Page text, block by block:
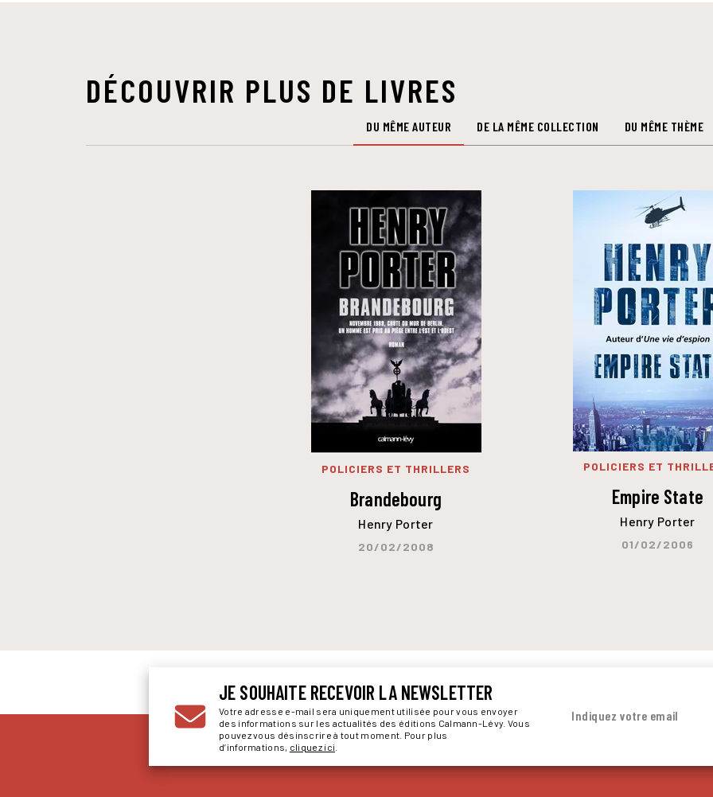
DÉCOUVRIR PLUS DE LIVRES
DU MÊME AUTEUR DE LA MÊME COLLECTION DU MÊME THÈME
POLICIERS ET THRILLERS
Brandebourg
Henry Porter
20/02/2008
POLICIERS ET
Empire State
Henry Porter
01/02/2006
JE SOUHAITE RECEVOIR LA NEWSLETTER
Votre adresse e-mail sera uniquement utilisée pour vous envoyer
des informations sur les actualités des éditions Calmann-Lévy. Vous
pouvez vous désinscrire à tout moment. Pour plus
d’informations, cliquez ici
Indiquez votre email